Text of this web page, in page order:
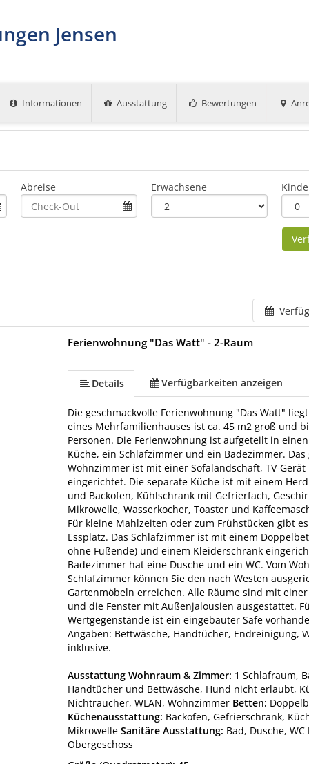
Jensen
Informationen Ausstattung Bewertungen
Abreise Erwachsene
Ferienwohnung "Das Watt" - 2-Raum
Details Verfügbarkeiten anzeigen
Die geschmackvolle Ferienwohnung "Das Watt"
eines Mehrfamilienhauses ist ca. 45 m2 groß und
Personen. Die Ferienwohnung ist aufgeteilt in
Küche, ein Schlafzimmer und ein Badezimmer.
Wohnzimmer ist mit einer Sofalandschaft, TV-Gerät
eingerichtet. Die separate Küche ist mit einem
und Backofen, Kühlschrank mit Gefrierfach,
Mikrowelle, Wasserkocher, Toaster und
Für kleine Mahlzeiten oder zum Frühstücken gibt
Essplatz. Das Schlafzimmer ist mit einem
ohne Fußende) und einem Kleiderschrank
Badezimmer hat eine Dusche und ein WC. Vom
Schlafzimmer können Sie den nach Westen
Gartenmöbeln erreichen. Alle Räume sind mit
und die Fenster mit Außenjalousien ausgestattet.
Wertgegenstände ist ein eingebauter Safe
Angaben: Bettwäsche, Handtücher, Endreinigung,
inklusive.
Ausstattung Wohnraum & Zimmer: 1 Schlafraum,
Handtücher und Bettwäsche, Hund nicht erlaubt,
Nichtraucher, WLAN, Wohnzimmer Betten:
Küchenausstattung: Backofen, Gefrierschrank,
Mikrowelle Sanitäre Ausstattung: Bad, Dusche, WC
Obergeschoss